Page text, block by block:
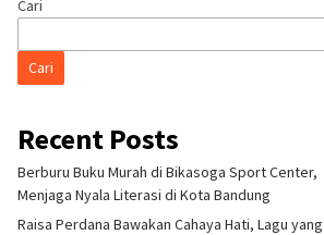
Cari
Cari
Recent Posts
Berburu Buku Murah di Bikasoga Sport Center,
Menjaga Nyala Literasi di Kota Bandung
Raisa Perdana Bawakan Cahaya Hati, Lagu yang